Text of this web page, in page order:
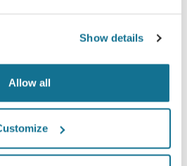
Show details
Allow all
么最适合您？